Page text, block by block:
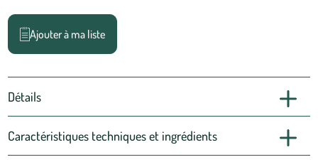
Ajouter à ma liste
Détails
Caractéristiques techniques et ingrédients